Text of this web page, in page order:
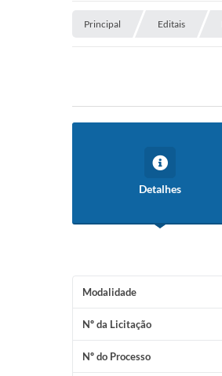
Principal Editais
Detalhes
Modalidade
Nº da Licitação
Nº do Processo